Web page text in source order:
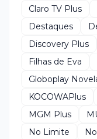
Claro TV Plus
Destaques
Discovery Plus
Filhas de Eva
Globoplay
KOCOWAPlus
MGM Plus
No Limite